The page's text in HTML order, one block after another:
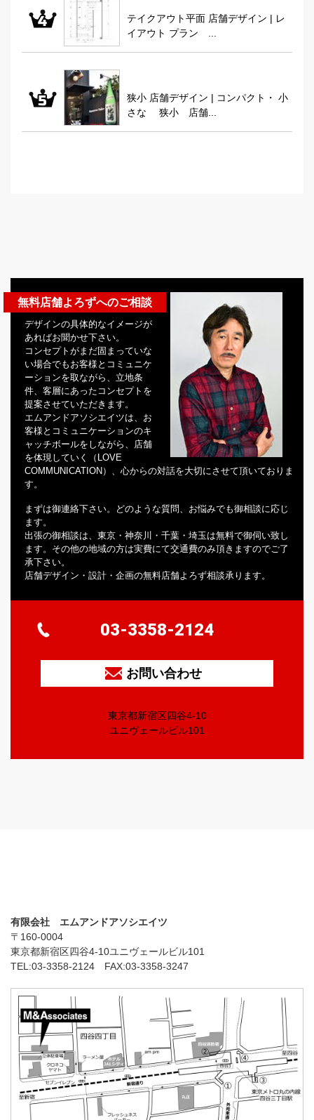
テイクアウト平面 店舗デザイン | レ
イアウト プラン ...
狭小 店舗デザイン | コンパクト・ 小
さな 狭小 店舗...
無料店舗よろずへのご相談
デザインの具体的なイメージが
あればお聞かせ下さい。
コンセプトがまだ固まっていな
い場合でもお客様とコミュニケ
ーションを取ながら、立地条
件、客層にあったコンセプトを
提案させていただきます。
エムアンドアソシエイツは、お
客様とコミュニケーションのキ
ャッチボールをしながら、店舗
を体現していく（LOVE
COMMUNICATION）、心からの対話を大切にさせて頂いておりま
す。
まずは御連絡下さい。どのような質問、お悩みでも御相談に応じ
ます。
出張の御相談は、東京・神奈川・千葉・埼玉は無料で御伺い致し
ます。その他の地域の方は実費にて交通費のみ頂きますのでご了
承下さい。
店舗デザイン・設計・企画の無料店舗よろず相談承ります。
03-3358-2124
お問い合わせ
東京都新宿区四谷4-10
ユニヴェールビル101
有限会社 エムアンドアソシエイツ
〒160-0004
東京都新宿区四谷4-10ユニヴェールビル101
TEL:03-3358-2124 FAX:03-3358-3247